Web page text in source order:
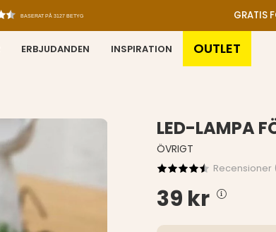
BASERAT PÅ 3127 BETYG GRATIS
ERBJUDANDEN INSPIRATION OUTLET
LED-LAMPA
ÖVRIGT
Recensioner
39 kr